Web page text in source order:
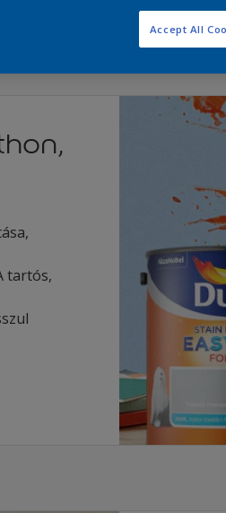
tartós,
Accept All